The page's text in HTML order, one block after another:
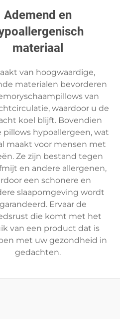
Ademend en
materiaal
van hoogwaardige,
materialen bevorderen
van
waardoor u de
koel blijft. Bovendien
pillows hypoallergeen, wat
maakt voor mensen met
Ze zijn bestand tegen
en andere allergenen,
een schonere en
slaapomgeving wordt
Ervaar de
die komt met het
van een product dat is
met uw gezondheid in
gedachten.